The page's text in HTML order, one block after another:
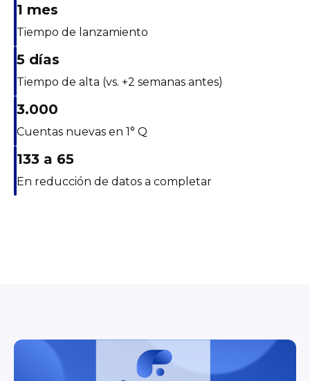
1 mes
Tiempo de lanzamiento
5 días
Tiempo de alta (vs. +2 semanas antes)
3.000
Cuentas nuevas en 1° Q
133 a 65
En reducción de datos a completar